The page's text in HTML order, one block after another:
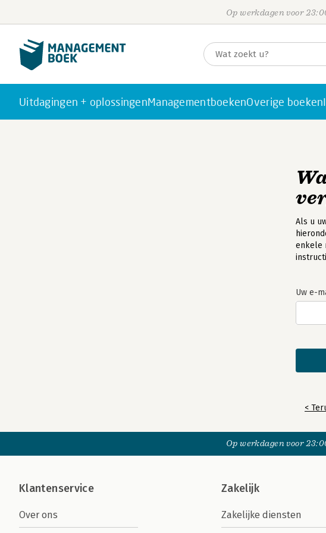
Op werkdagen voor
Uitdagingen + oplossingenManagementboekenOverige boeken
Als u
enkele
Uw e-
<
Op werkdagen voor
Klantenservice
Over ons
Zakelijk
Zakelijke diensten